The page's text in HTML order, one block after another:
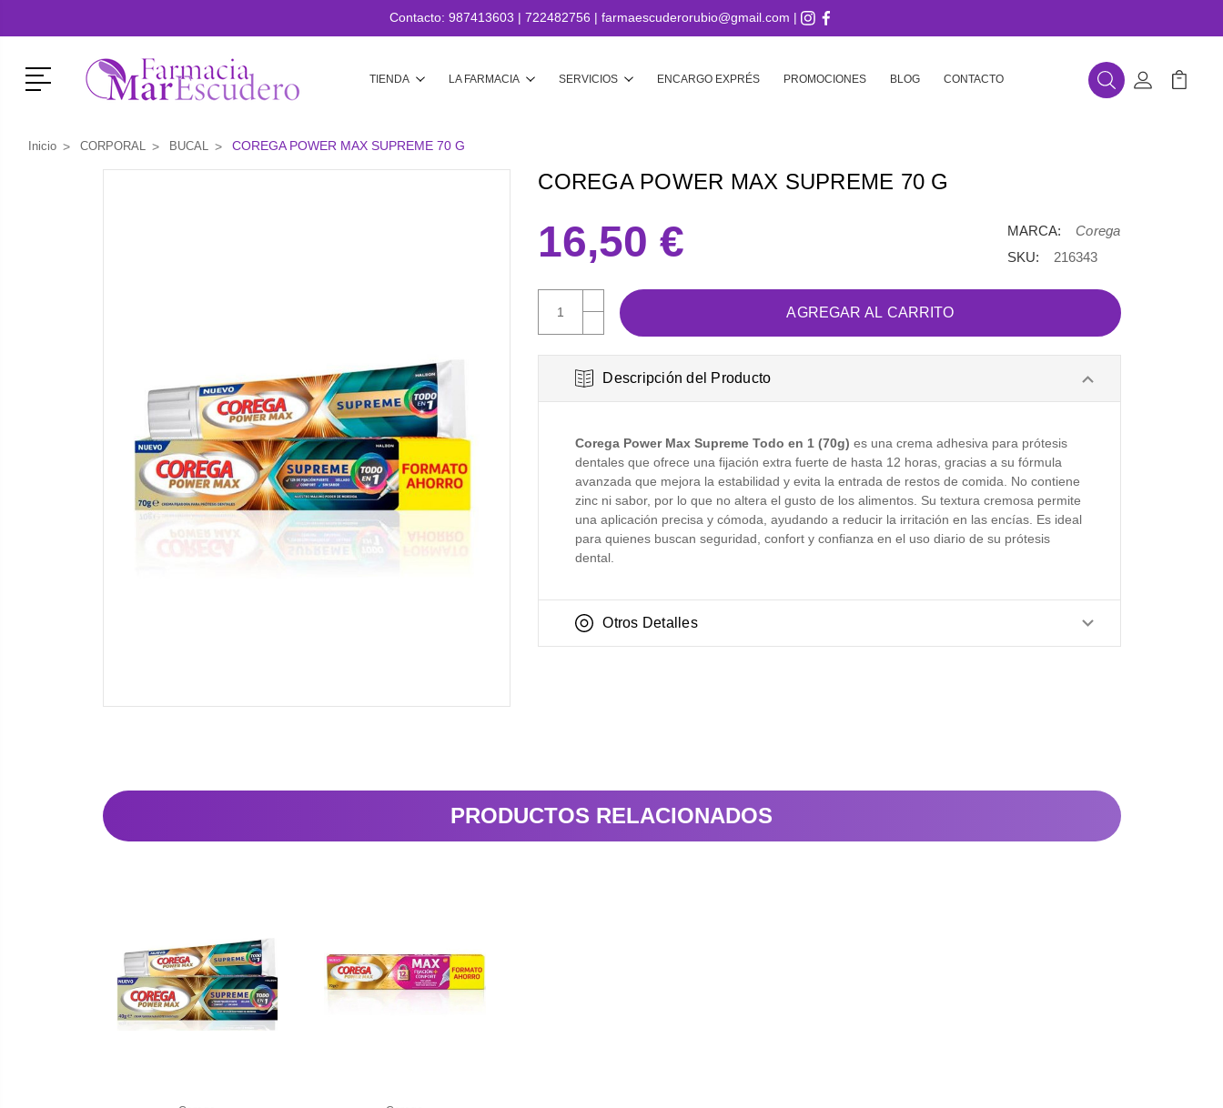
Contacto: 987413603 | 722482756 | farmaescuderorubio@gmail.com |
Menú TIENDA LA FARMACIA SERVICIOS ENCARGO EXPRÉS PROMOCIONES BLOG CONTACTO BuscarMi Cuenta
Mi
Inicio CORPORAL BUCAL COREGA POWER MAX SUPREME 70 G
COREGA POWER MAX SUPREME 70 G
16,50 €
AUMENTAR
CANTIDAD:
DISMINUIR
CANTIDAD:
MARCA:
Corega
SKU:
216343
Descripción del Producto
Corega Power Max Supreme Todo en 1 (70g) es una crema adhesiva para prótesis
dentales que ofrece una fijación extra fuerte de hasta 12 horas, gracias a su fórmula
avanzada que mejora la estabilidad y evita la entrada de restos de comida. No contiene
zinc ni sabor, por lo que no altera el gusto de los alimentos. Su textura cremosa permite
una aplicación precisa y cómoda, ayudando a reducir la irritación en las encías. Es ideal
para quienes buscan seguridad, confort y confianza en el uso diario de su prótesis
dental.
Otros Detalles
PRODUCTOS RELACIONADOS